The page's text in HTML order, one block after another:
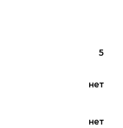
5
нет
нет